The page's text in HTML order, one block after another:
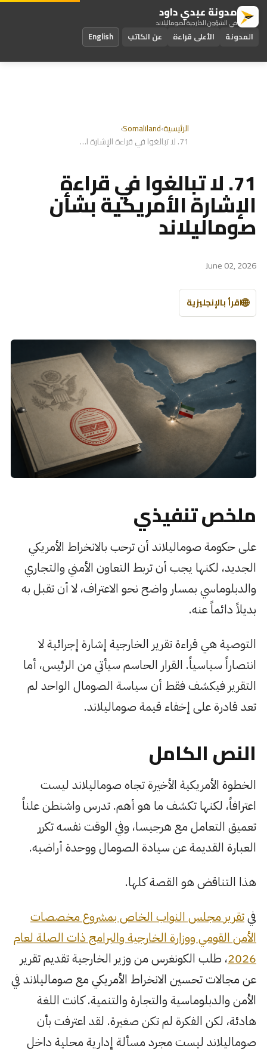
مدونة عبدي داود
في الشؤون الخارجية لصوماليلاند
المدونة الأعلى قراءة عن الكاتب English
الرئيسية›
Somaliland
›
71. لا تبالغوا في قراءة الإشارة الأمريكية بشأن صوماليلاند
71. لا تبالغوا في قراءة
الإشارة الأمريكية بشأن
صوماليلاند
June 02, 2026
🌐اقرأ بالإنجليزية
ملخص تنفيذي
على حكومة صوماليلاند أن ترحب بالانخراط الأمريكي
الجديد، لكنها يجب أن تربط التعاون الأمني والتجاري
والدبلوماسي بمسار واضح نحو الاعتراف، لا أن تقبل به
بديلاً دائماً عنه.
التوصية هي قراءة تقرير الخارجية إشارة إجرائية لا
انتصاراً سياسياً. القرار الحاسم سيأتي من الرئيس، أما
التقرير فيكشف فقط أن سياسة الصومال الواحد لم
تعد قادرة على إخفاء قيمة صوماليلاند.
النص الكامل
الخطوة الأمريكية الأخيرة تجاه صوماليلاند ليست
اعترافاً، لكنها تكشف ما هو أهم. تدرس واشنطن علناً
تعميق التعامل مع هرجيسا، وفي الوقت نفسه تكرر
العبارة القديمة عن سيادة الصومال ووحدة أراضيه.
هذا التناقض هو القصة كلها.
فيتقرير مجلس النواب الخاص بمشروع مخصصات
الأمن القومي ووزارة الخارجية والبرامج ذات الصلة لعام
2026، طلب الكونغرس من وزير الخارجية تقديم تقرير
عن مجالات تحسين الانخراط الأمريكي مع صوماليلاند في
الأمن والدبلوماسية والتجارة والتنمية. كانت اللغة
هادئة، لكن الفكرة لم تكن صغيرة. لقد اعترفت بأن
صوماليلاند ليست مجرد مسألة إدارية محلية داخل